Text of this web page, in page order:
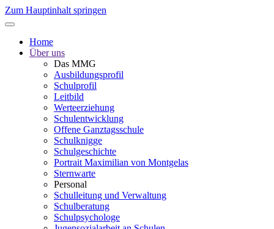
Zum Hauptinhalt springen
Home
Über uns
Das MMG
Ausbildungsprofil
Schulprofil
Leitbild
Werteerziehung
Schulentwicklung
Offene Ganztagsschule
Schulknigge
Schulgeschichte
Portrait Maximilian von Montgelas
Sternwarte
Personal
Schulleitung und Verwaltung
Schulberatung
Schulpsychologe